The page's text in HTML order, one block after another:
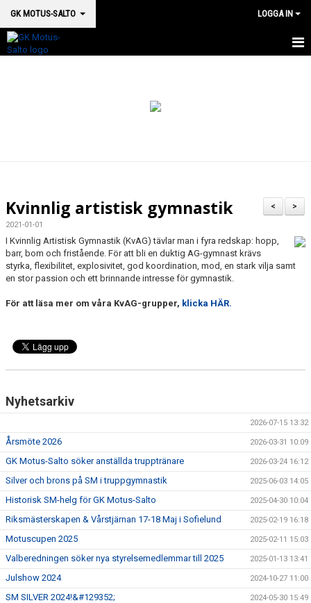
GK MOTUS-SALTO LOGGA IN
VÅRA HALLAR & LOKALER
GRUPPSTRUKTUR
KALENDER
ARKIV
SUPPORTERMEDLEM
TÄVLINGAR
>
<
Kvinnlig artistisk gymnastik
2021-01-01
I Kvinnlig Artistisk Gymnastik (KvAG) tävlar man i fyra redskap: hopp,
barr, bom och fristående. För att bli en duktig AG-gymnast krävs
styrka, flexibilitet, explosivitet, god koordination, mod, en stark vilja samt
en stor passion och ett brinnande intresse för gymnastik.
För att läsa mer om våra KvAG-grupper, klicka HÄR.
Nyhetsarkiv
2026-07-15 13:32
Årsmöte 2026 2026-03-31 10:09
GK Motus-Salto söker anställda trupptränare 2026-03-24 16:12
Silver och brons på SM i truppgymnastik 2025-06-03 14:05
Historisk SM-helg för GK Motus-Salto 2025-04-30 10:04
Riksmästerskapen & Vårstjärnan 17-18 Maj i Sofielund 2025-02-19 16:18
Motuscupen 2025 2025-02-11 15:03
Valberedningen söker nya styrelsemedlemmar till 2025 2025-01-13 13:41
Julshow 2024 2024-10-27 11:00
SM SILVER 2024!&#129352; 2024-05-30 15:49